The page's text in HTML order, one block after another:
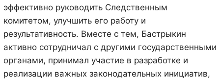
эффективно руководить Следственным
комитетом, улучшить его работу и
результативность. Вместе с тем, Бастрыкин
активно сотрудничал с другими государственными
органами, принимал участие в разработке и
реализации важных законодательных инициатив,